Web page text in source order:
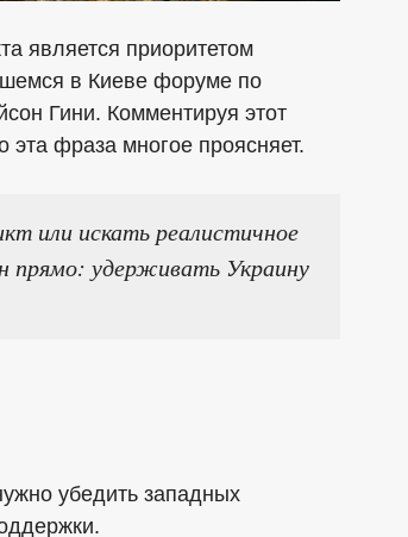
является приоритетом
в Киеве форуме по
Гини. Комментируя этот
эта фраза многое проясняет.
или искать реалистичное
прямо: удерживать Украину
убедить западных